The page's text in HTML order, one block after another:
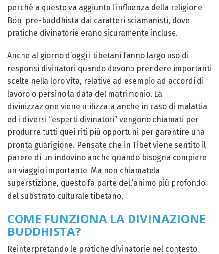
perché a questo va aggiunto l’influenza della religione
Bön pre-buddhista dai caratteri sciamanisti, dove
pratiche divinatorie erano sicuramente incluse.
Anche al giorno d’oggi i tibetani fanno largo uso di
responsi divinatori quando devono prendere importanti
scelte nella loro vita, relative ad esempio ad accordi di
lavoro o persino la data del matrimonio. La
divinizzazione viene utilizzata anche in caso di malattia
ed i diversi “esperti divinatori” vengono chiamati per
produrre tutti quei riti più opportuni per garantire una
pronta guarigione. Pensate che in Tibet viene sentito il
parere di un indovino anche quando bisogna compiere
un viaggio importante! Ma non chiamatela
superstizione, questo fa parte dell’animo più profondo
del substrato culturale tibetano.
COME FUNZIONA LA DIVINAZIONE
BUDDHISTA?
Reinterpretando le pratiche divinatorie nel contesto